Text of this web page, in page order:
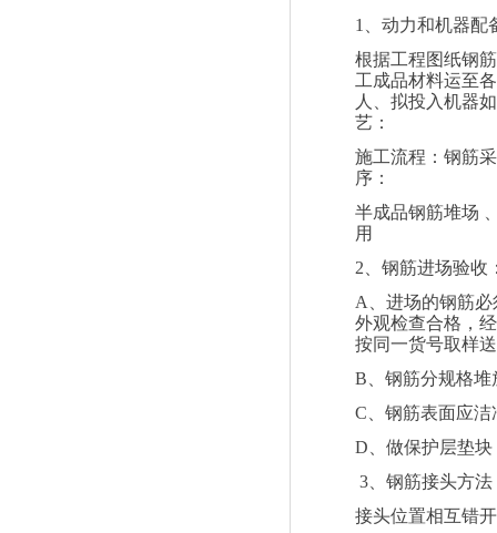
1
、动力和机器配
根据工程图纸钢
工成品材料运至
人、拟投入机器
艺：
施工流程：钢筋
序：
半成品钢筋堆场
用
2 、钢筋进场验收
A
、进场的钢筋
外观检查合格，
按同一货号取样
B 、钢筋分规格
C 、钢筋表面应
D 、做保护层垫
3 、钢筋接头方法
接头位置相互错